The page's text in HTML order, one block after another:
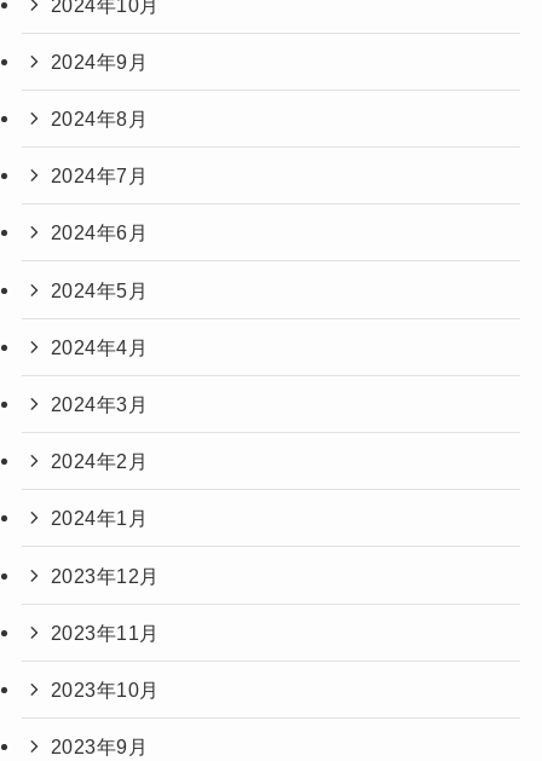
2024年10月
2024年9月
2024年8月
2024年7月
2024年6月
2024年5月
2024年4月
2024年3月
2024年2月
2024年1月
2023年12月
2023年11月
2023年10月
2023年9月